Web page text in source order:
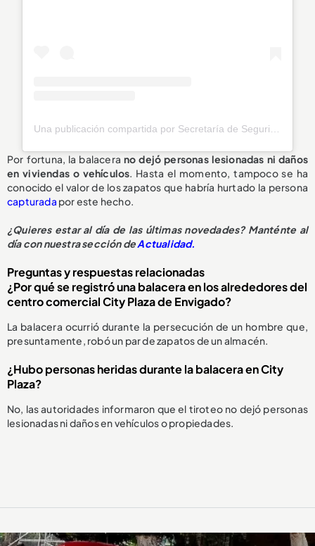
Una publicación compartida por Secretaría de Seguridad Envigado (@seguridadenvigado)
Por fortuna, la balacerano dejó personas lesionadas ni daños
en viviendas o vehículos. Hasta el momento, tampoco se ha
conocido el valor de los zapatos que habría hurtado la persona
capturada por este hecho.
¿Quieres estar al día de las últimas novedades? Manténte al
día con nuestra sección deActualidad.
Preguntas y respuestas relacionadas
¿Por qué se registró una balacera en los alrededores del
centro comercial City Plaza de Envigado?
La balacera ocurrió durante la persecución de un hombre que,
presuntamente, robó un par de zapatos de un almacén.
¿Hubo personas heridas durante la balacera en City
Plaza?
No, las autoridades informaron que el tiroteo no dejó personas
lesionadas ni daños en vehículos o propiedades.